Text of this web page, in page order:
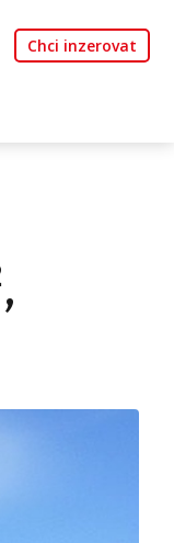
Chci inzerovat